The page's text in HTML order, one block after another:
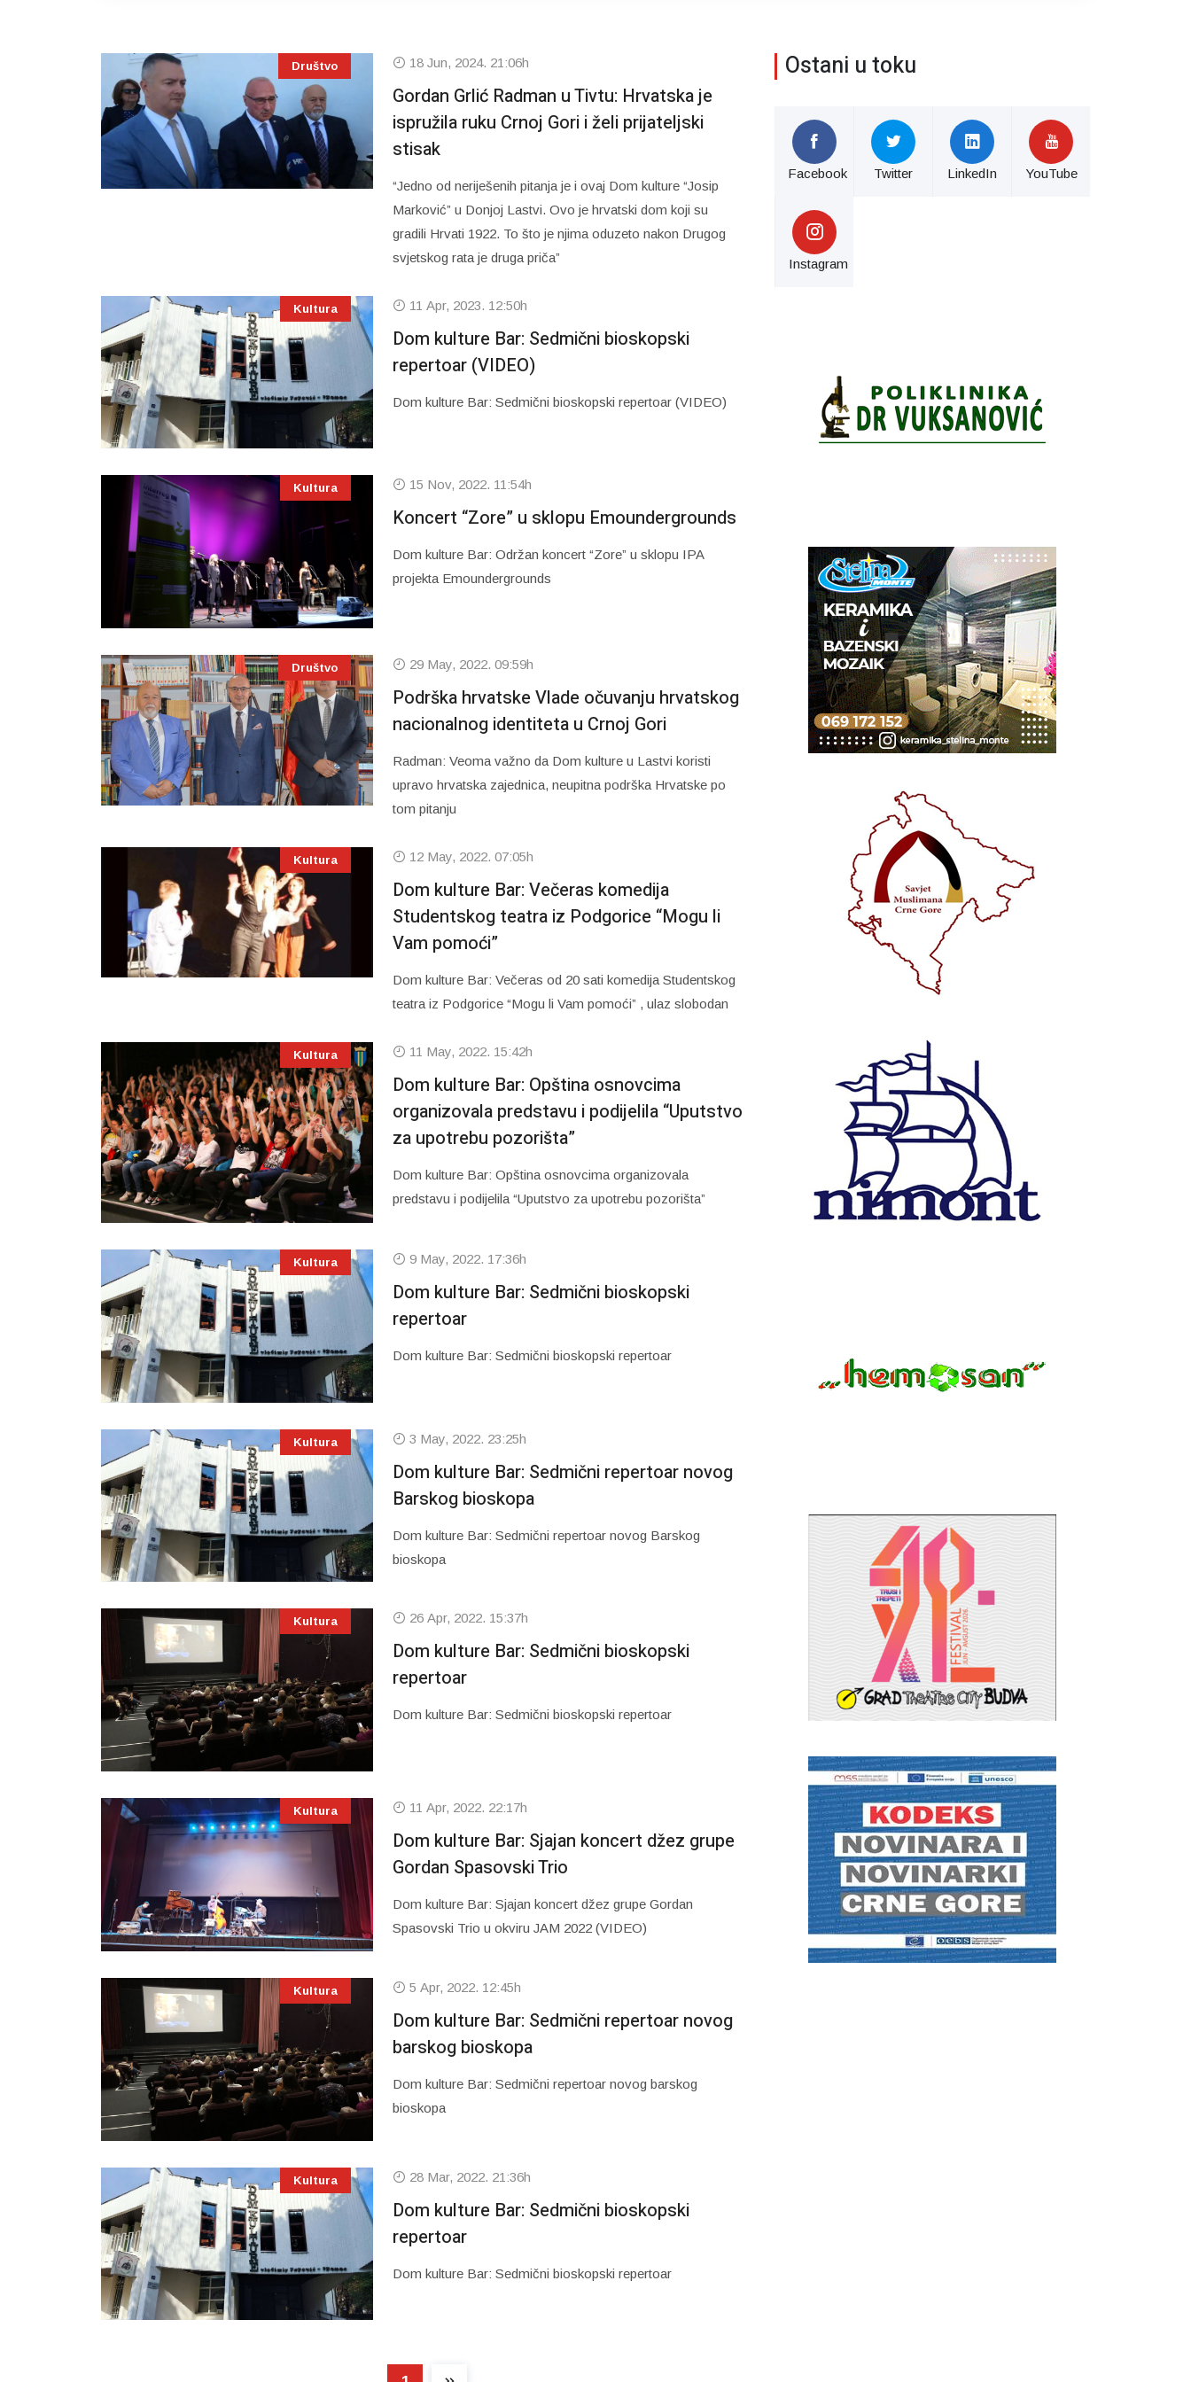
Društvo 18 Jun, 2024. 21:06h
Gordan Grlić Radman u Tivtu: Hrvatska je
ispružila ruku Crnoj Gori i želi prijateljski
stisak
“Jedno od neriješenih pitanja je i ovaj Dom kulture “Josip
Marković” u Donjoj Lastvi. Ovo je hrvatski dom koji su
gradili Hrvati 1922. To što je njima oduzeto nakon Drugog
svjetskog rata je druga priča”
Kultura 11 Apr, 2023. 12:50h
Dom kulture Bar: Sedmični bioskopski
repertoar (VIDEO)
Dom kulture Bar: Sedmični bioskopski repertoar (VIDEO)
Kultura 15 Nov, 2022. 11:54h
Koncert “Zore” u sklopu Emoundergrounds
Dom kulture Bar: Održan koncert “Zore” u sklopu IPA
projekta Emoundergrounds
Društvo 29 May, 2022. 09:59h
Podrška hrvatske Vlade očuvanju hrvatskog
nacionalnog identiteta u Crnoj Gori
Radman: Veoma važno da Dom kulture u Lastvi koristi
upravo hrvatska zajednica, neupitna podrška Hrvatske po
tom pitanju
Kultura 12 May, 2022. 07:05h
Dom kulture Bar: Večeras komedija
Studentskog teatra iz Podgorice “Mogu li
Vam pomoći”
Dom kulture Bar: Večeras od 20 sati komedija Studentskog
teatra iz Podgorice “Mogu li Vam pomoći” , ulaz slobodan
Kultura 11 May, 2022. 15:42h
Dom kulture Bar: Opština osnovcima
organizovala predstavu i podijelila “Uputstvo
za upotrebu pozorišta”
Dom kulture Bar: Opština osnovcima organizovala
predstavu i podijelila “Uputstvo za upotrebu pozorišta”
Kultura 9 May, 2022. 17:36h
Dom kulture Bar: Sedmični bioskopski
repertoar
Dom kulture Bar: Sedmični bioskopski repertoar
Kultura 3 May, 2022. 23:25h
Dom kulture Bar: Sedmični repertoar novog
Barskog bioskopa
Dom kulture Bar: Sedmični repertoar novog Barskog
bioskopa
Kultura 26 Apr, 2022. 15:37h
Dom kulture Bar: Sedmični bioskopski
repertoar
Dom kulture Bar: Sedmični bioskopski repertoar
Kultura 11 Apr, 2022. 22:17h
Dom kulture Bar: Sjajan koncert džez grupe
Gordan Spasovski Trio
Dom kulture Bar: Sjajan koncert džez grupe Gordan
Spasovski Trio u okviru JAM 2022 (VIDEO)
Kultura 5 Apr, 2022. 12:45h
Dom kulture Bar: Sedmični repertoar novog
barskog bioskopa
Dom kulture Bar: Sedmični repertoar novog barskog
bioskopa
Kultura 28 Mar, 2022. 21:36h
Dom kulture Bar: Sedmični bioskopski
repertoar
Dom kulture Bar: Sedmični bioskopski repertoar
Ostani u toku
Facebook Twitter LinkedIn YouTube
Instagram